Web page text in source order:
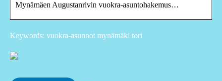
Mynämäen Augustanrivin vuokra-asuntohakemus…
Keywords: vuokra-asunnot mynämäki tori